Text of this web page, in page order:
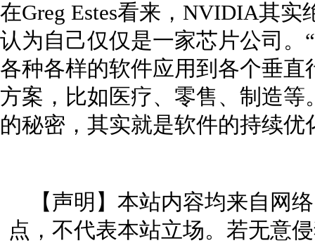
在Greg Estes看来，NVIDIA其
认为自己仅仅是一家芯片公司
各种各样的软件应用到各个垂
方案，比如医疗、零售、制造
的秘密，其实就是软件的持续优
【声明】本站内容均来自网
点，不代表本站立场。若无意